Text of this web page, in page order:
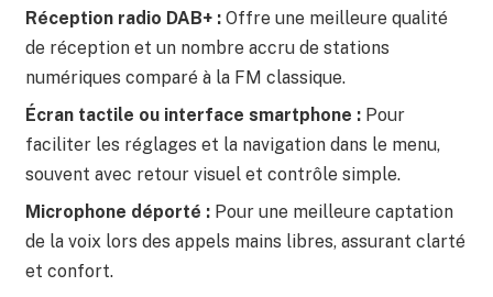
Réception radio DAB+ : Offre une meilleure qualité
de réception et un nombre accru de stations
numériques comparé à la FM classique.
Écran tactile ou interface smartphone : Pour
faciliter les réglages et la navigation dans le menu,
souvent avec retour visuel et contrôle simple.
Microphone déporté : Pour une meilleure captation
de la voix lors des appels mains libres, assurant clarté
et confort.